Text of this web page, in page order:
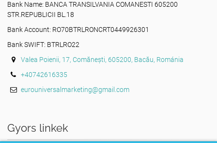
Bank Name: BANCA TRANSILVANIA COMANESTI 605200
STR.REPUBLICII BL.18
Bank Account: RO70BTRLRONCRT0449926301
Bank SWIFT: BTRLRO22
Valea Poienii, 17, Comănești, 605200, Bacău, Románia
+40742616335
eurouniversalmarketing@gmail.com
Gyors linkek